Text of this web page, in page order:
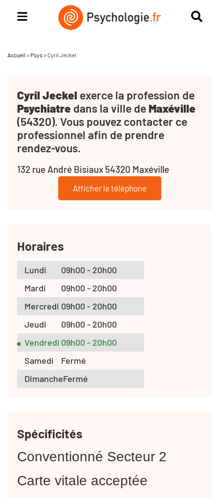
Accueil > Psys >Cyril Jeckel
Cyril Jeckel exerce la profession de
Psychiatre dans la ville de Maxéville
(54320). Vous pouvez contacter ce
professionnel afin de prendre
rendez-vous.
132 rue André Bisiaux 54320 Maxéville
Afficher le téléphone
Horaires
Lundi
09h00 - 20h00
Mardi
09h00 - 20h00
Mercredi 09h00 - 20h00
Jeudi
09h00 - 20h00
Vendredi 09h00 - 20h00
Samedi
Fermé
DimancheFermé
Spécificités
Conventionné Secteur 2
Carte vitale acceptée